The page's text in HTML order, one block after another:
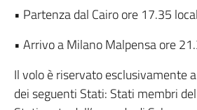
• Partenza dal Cairo ore 17.35
• Arrivo a Milano Malpensa ore
Il volo è riservato esclusivamente
dei seguenti Stati: Stati membri